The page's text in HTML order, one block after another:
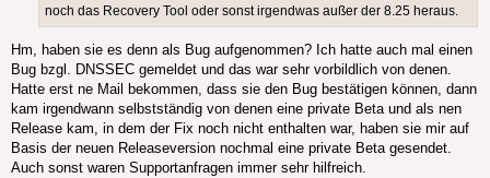
noch das Recovery Tool oder sonst irgendwas außer der 8.25 heraus.
Hm, haben sie es denn als Bug aufgenommen? Ich hatte auch mal einen
Bug bzgl. DNSSEC gemeldet und das war sehr vorbildlich von denen.
Hatte erst ne Mail bekommen, dass sie den Bug bestätigen können, dann
kam irgendwann selbstständig von denen eine private Beta und als nen
Release kam, in dem der Fix noch nicht enthalten war, haben sie mir auf
Basis der neuen Releaseversion nochmal eine private Beta gesendet.
Auch sonst waren Supportanfragen immer sehr hilfreich.